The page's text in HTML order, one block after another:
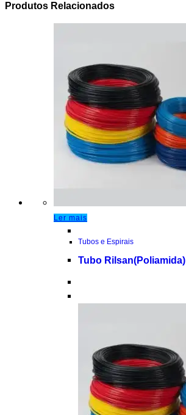
Produtos Relacionados
Ler mais
Tubos e Espirais
Tubo Rilsan(Poliamida)